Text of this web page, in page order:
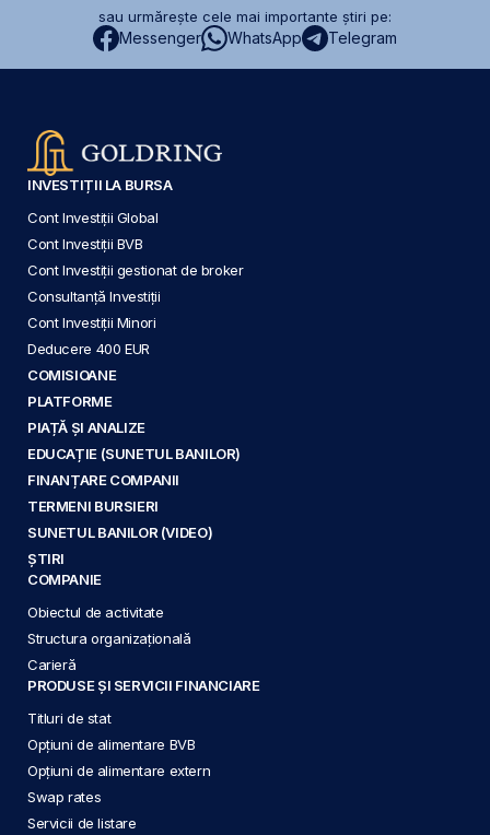
sau urmărește cele mai importante știri pe:
Messenger WhatsApp Telegram
INVESTIȚII LA BURSA
Cont Investiții Global
Cont Investiții BVB
Cont Investiții gestionat de broker
Consultanță Investiții
Cont Investiții Minori
Deducere 400 EUR
COMISIOANE
PLATFORME
PIAȚĂ ȘI ANALIZE
EDUCAȚIE (SUNETUL BANILOR)
FINANȚARE COMPANII
TERMENI BURSIERI
SUNETUL BANILOR (VIDEO)
ȘTIRI
COMPANIE
Obiectul de activitate
Structura organizațională
Carieră
PRODUSE ȘI SERVICII FINANCIARE
Titluri de stat
Opțiuni de alimentare BVB
Opțiuni de alimentare extern
Swap rates
Servicii de listare